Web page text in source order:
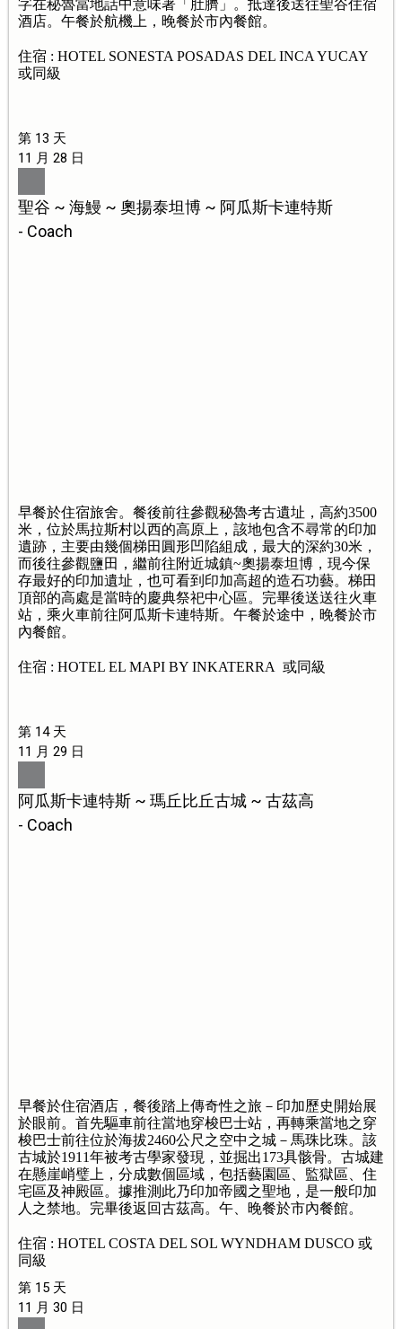
字在秘魯當地話中意味著「肚臍」。抵達後送往聖谷住宿
酒店。午餐於航機上，晚餐於市內餐館。
住宿 : HOTEL SONESTA POSADAS DEL INCA YUCAY
或同級
第 13 天
11 月 28 日
聖谷 ~ 海鰻 ~ 奧揚泰坦博 ~ 阿瓜斯卡連特斯
- Coach
早餐於住宿旅舍。餐後前往參觀秘魯考古遺址，高約3500
米，位於馬拉斯村以西的高原上，該地包含不尋常的印加
遺跡，主要由幾個梯田圓形凹陷組成，最大的深約30米，
而後往參觀鹽田，繼前往附近城鎮~奧揚泰坦博，現今保
存最好的印加遺址，也可看到印加高超的造石功藝。梯田
頂部的高處是當時的慶典祭祀中心區。完畢後送送往火車
站，乘火車前往阿瓜斯卡連特斯。午餐於途中，晚餐於市
內餐館。
住宿 : HOTEL EL MAPI BY INKATERRA 或同級
第 14 天
11 月 29 日
阿瓜斯卡連特斯 ~ 瑪丘比丘古城 ~ 古茲高
- Coach
早餐於住宿酒店，餐後踏上傳奇性之旅－印加歷史開始展
於眼前。首先驅車前往當地穿梭巴士站，再轉乘當地之穿
梭巴士前往位於海拔2460公尺之空中之城－馬珠比珠。該
古城於1911年被考古學家發現，並掘出173具骸骨。古城建
在懸崖峭璧上，分成數個區域，包括藝園區、監獄區、住
宅區及神殿區。據推測此乃印加帝國之聖地，是一般印加
人之禁地。完畢後返回古茲高。午、晚餐於市內餐館。
住宿 : HOTEL COSTA DEL SOL WYNDHAM DUSCO 或
同級
第 15 天
11 月 30 日